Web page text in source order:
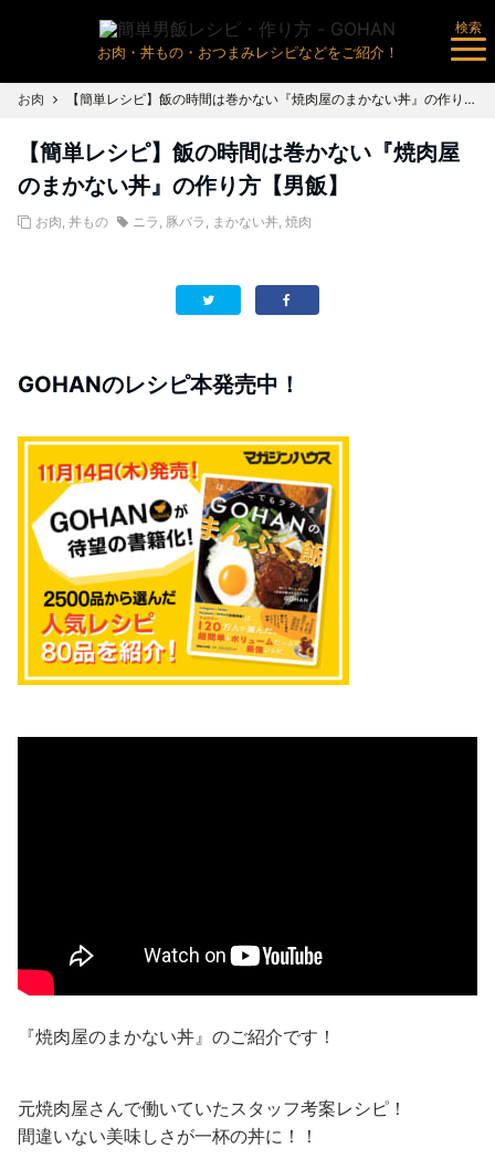
お肉・丼もの・おつまみレシピなどをご紹介！
検索
お肉 【簡単レシピ】飯の時間は巻かない『焼肉屋のまかない丼』の作り方【男飯】
【簡単レシピ】飯の時間は巻かない『焼肉屋
のまかない丼』の作り方【男飯】
お肉, 丼もの ニラ , 豚バラ , まかない丼, 焼肉
GOHANのレシピ本発売中！
『焼肉屋のまかない丼』のご紹介です！
元焼肉屋さんで働いていたスタッフ考案レシピ！
間違いない美味しさが一杯の丼に！！